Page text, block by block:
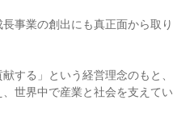
事業の創出にも真正面から取り
する」という経営理念のもと、
世界中で産業と社会を支えてい